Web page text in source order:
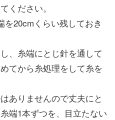
ください。
を20cmくらい残しておき
、糸端にとじ針を通して
てから糸処理をして糸を
ありませんので丈夫にと
端1本ずつを、目立たない